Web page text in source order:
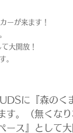
ーが来ます！
大開放！
。
に『森のく
。（無くなり
ス』として大